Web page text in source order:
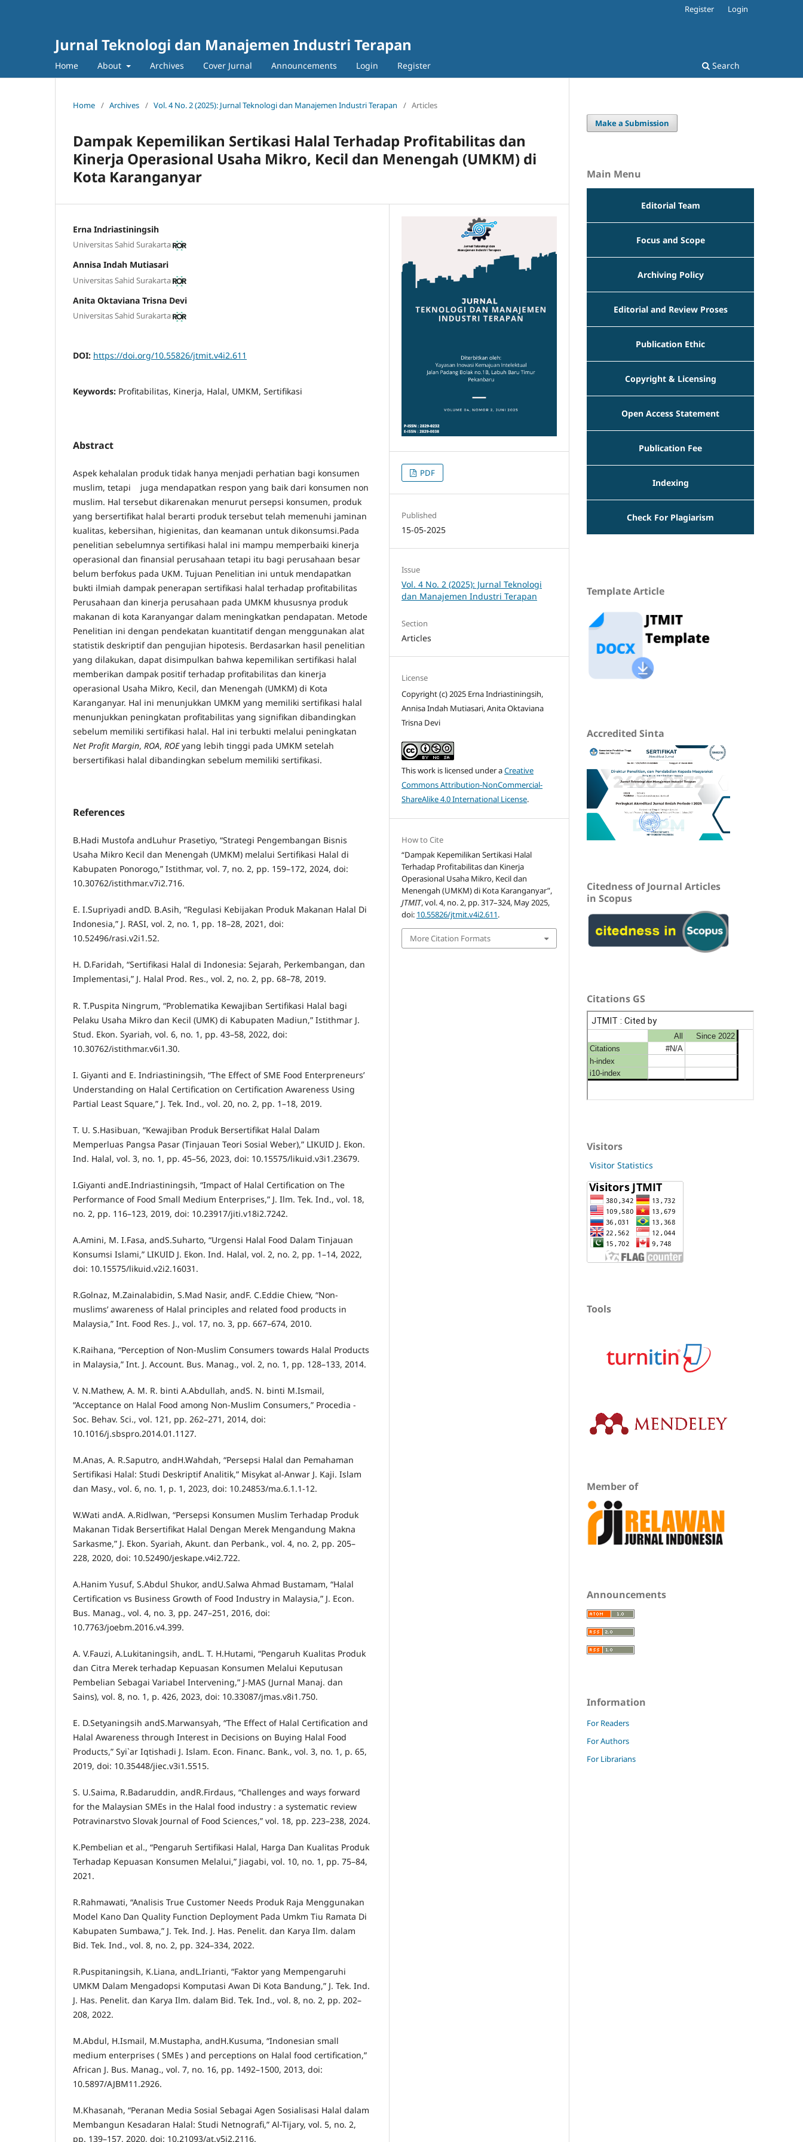
Jurnal Teknologi dan Manajemen Industri Terapan
Home About Archives Cover Jurnal Announcements Login Register Search
Register Login
Home / Archives / Vol. 4 No. 2 (2025): Jurnal Teknologi dan Manajemen Industri Terapan / Articles
Dampak Kepemilikan Sertikasi Halal Terhadap Profitabilitas dan
Kinerja Operasional Usaha Mikro, Kecil dan Menengah (UMKM) di
Kota Karanganyar
Erna Indriastiningsih
Universitas Sahid Surakarta
Annisa Indah Mutiasari
Universitas Sahid Surakarta
Anita Oktaviana Trisna Devi
Universitas Sahid Surakarta
DOI: https://doi.org/10.55826/jtmit.v4i2.611
Keywords: Profitabilitas, Kinerja, Halal, UMKM, Sertifikasi
Abstract
Aspek kehalalan produk tidak hanya menjadi perhatian bagi konsumen
muslim, tetapi juga mendapatkan respon yang baik dari konsumen non
muslim. Hal tersebut dikarenakan menurut persepsi konsumen, produk
yang bersertifikat halal berarti produk tersebut telah memenuhi jaminan
kualitas, kebersihan, higienitas, dan keamanan untuk dikonsumsi.Pada
penelitian sebelumnya sertifikasi halal ini mampu memperbaiki kinerja
operasional dan finansial perusahaan tetapi itu bagi perusahaan besar
belum berfokus pada UKM. Tujuan Penelitian ini untuk mendapatkan
bukti ilmiah dampak penerapan sertifikasi halal terhadap profitabilitas
Perusahaan dan kinerja perusahaan pada UMKM khususnya produk
makanan di kota Karanyangar dalam meningkatkan pendapatan. Metode
Penelitian ini dengan pendekatan kuantitatif dengan menggunakan alat
statistik deskriptif dan pengujian hipotesis. Berdasarkan hasil penelitian
yang dilakukan, dapat disimpulkan bahwa kepemilikan sertifikasi halal
memberikan dampak positif terhadap profitabilitas dan kinerja
operasional Usaha Mikro, Kecil, dan Menengah (UMKM) di Kota
Karanganyar. Hal ini menunjukkan UMKM yang memiliki sertifikasi halal
menunjukkan peningkatan profitabilitas yang signifikan dibandingkan
sebelum memiliki sertifikasi halal. Hal ini terbukti melalui peningkatan
Net Profit Margin, ROA, ROEyang lebih tinggi pada UMKM setelah
bersertifikasi halal dibandingkan sebelum memiliki sertifikasi.
References
B.Hadi Mustofa andLuhur Prasetiyo, “Strategi Pengembangan Bisnis
Usaha Mikro Kecil dan Menengah (UMKM) melalui Sertifikasi Halal di
Kabupaten Ponorogo,” Istithmar, vol. 7, no. 2, pp. 159–172, 2024, doi:
10.30762/istithmar.v7i2.716.
E. I.Supriyadi andD. B.Asih, “Regulasi Kebijakan Produk Makanan Halal Di
Indonesia,” J. RASI, vol. 2, no. 1, pp. 18–28, 2021, doi:
10.52496/rasi.v2i1.52.
H. D.Faridah, “Sertifikasi Halal di Indonesia: Sejarah, Perkembangan, dan
Implementasi,” J. Halal Prod. Res., vol. 2, no. 2, pp. 68–78, 2019.
R. T.Puspita Ningrum, “Problematika Kewajiban Sertifikasi Halal bagi
Pelaku Usaha Mikro dan Kecil (UMK) di Kabupaten Madiun,” Istithmar J.
Stud. Ekon. Syariah, vol. 6, no. 1, pp. 43–58, 2022, doi:
10.30762/istithmar.v6i1.30.
I. Giyanti and E. Indriastiningsih, “The Effect of SME Food Enterpreneurs’
Understanding on Halal Certification on Certification Awareness Using
Partial Least Square,” J. Tek. Ind., vol. 20, no. 2, pp. 1–18, 2019.
T. U. S.Hasibuan, “Kewajiban Produk Bersertifikat Halal Dalam
Memperluas Pangsa Pasar (Tinjauan Teori Sosial Weber),” LIKUID J. Ekon.
Ind. Halal, vol. 3, no. 1, pp. 45–56, 2023, doi: 10.15575/likuid.v3i1.23679.
I.Giyanti andE.Indriastiningsih, “Impact of Halal Certification on The
Performance of Food Small Medium Enterprises,” J. Ilm. Tek. Ind., vol. 18,
no. 2, pp. 116–123, 2019, doi: 10.23917/jiti.v18i2.7242.
A.Amini, M. I.Fasa, andS.Suharto, “Urgensi Halal Food Dalam Tinjauan
Konsumsi Islami,” LIKUID J. Ekon. Ind. Halal, vol. 2, no. 2, pp. 1–14, 2022,
doi: 10.15575/likuid.v2i2.16031.
R.Golnaz, M.Zainalabidin, S.Mad Nasir, andF. C.Eddie Chiew, “Non-
muslims’ awareness of Halal principles and related food products in
Malaysia,” Int. Food Res. J., vol. 17, no. 3, pp. 667–674, 2010.
K.Raihana, “Perception of Non-Muslim Consumers towards Halal Products
in Malaysia,” Int. J. Account. Bus. Manag., vol. 2, no. 1, pp. 128–133, 2014.
V. N.Mathew, A. M. R. binti A.Abdullah, andS. N. binti M.Ismail,
“Acceptance on Halal Food among Non-Muslim Consumers,” Procedia -
Soc. Behav. Sci., vol. 121, pp. 262–271, 2014, doi:
10.1016/j.sbspro.2014.01.1127.
M.Anas, A. R.Saputro, andH.Wahdah, “Persepsi Halal dan Pemahaman
Sertifikasi Halal: Studi Deskriptif Analitik,” Misykat al-Anwar J. Kaji. Islam
dan Masy., vol. 6, no. 1, p. 1, 2023, doi: 10.24853/ma.6.1.1-12.
W.Wati andA. A.Ridlwan, “Persepsi Konsumen Muslim Terhadap Produk
Makanan Tidak Bersertifikat Halal Dengan Merek Mengandung Makna
Sarkasme,” J. Ekon. Syariah, Akunt. dan Perbank., vol. 4, no. 2, pp. 205–
228, 2020, doi: 10.52490/jeskape.v4i2.722.
A.Hanim Yusuf, S.Abdul Shukor, andU.Salwa Ahmad Bustamam, “Halal
Certification vs Business Growth of Food Industry in Malaysia,” J. Econ.
Bus. Manag., vol. 4, no. 3, pp. 247–251, 2016, doi:
10.7763/joebm.2016.v4.399.
A. V.Fauzi, A.Lukitaningsih, andL. T. H.Hutami, “Pengaruh Kualitas Produk
dan Citra Merek terhadap Kepuasan Konsumen Melalui Keputusan
Pembelian Sebagai Variabel Intervening,” J-MAS (Jurnal Manaj. dan
Sains), vol. 8, no. 1, p. 426, 2023, doi: 10.33087/jmas.v8i1.750.
E. D.Setyaningsih andS.Marwansyah, “The Effect of Halal Certification and
Halal Awareness through Interest in Decisions on Buying Halal Food
Products,” Syi`ar Iqtishadi J. Islam. Econ. Financ. Bank., vol. 3, no. 1, p. 65,
2019, doi: 10.35448/jiec.v3i1.5515.
S. U.Saima, R.Badaruddin, andR.Firdaus, “Challenges and ways forward
for the Malaysian SMEs in the Halal food industry : a systematic review
Potravinarstvo Slovak Journal of Food Sciences,” vol. 18, pp. 223–238, 2024.
K.Pembelian et al., “Pengaruh Sertifikasi Halal, Harga Dan Kualitas Produk
Terhadap Kepuasan Konsumen Melalui,” Jiagabi, vol. 10, no. 1, pp. 75–84,
2021.
R.Rahmawati, “Analisis True Customer Needs Produk Raja Menggunakan
Model Kano Dan Quality Function Deployment Pada Umkm Tiu Ramata Di
Kabupaten Sumbawa,” J. Tek. Ind. J. Has. Penelit. dan Karya Ilm. dalam
Bid. Tek. Ind., vol. 8, no. 2, pp. 324–334, 2022.
R.Puspitaningsih, K.Liana, andL.Irianti, “Faktor yang Mempengaruhi
UMKM Dalam Mengadopsi Komputasi Awan Di Kota Bandung,” J. Tek. Ind.
J. Has. Penelit. dan Karya Ilm. dalam Bid. Tek. Ind., vol. 8, no. 2, pp. 202–
208, 2022.
M.Abdul, H.Ismail, M.Mustapha, andH.Kusuma, “Indonesian small
medium enterprises ( SMEs ) and perceptions on Halal food certification,”
African J. Bus. Manag., vol. 7, no. 16, pp. 1492–1500, 2013, doi:
10.5897/AJBM11.2926.
M.Khasanah, “Peranan Media Sosial Sebagai Agen Sosialisasi Halal dalam
Membangun Kesadaran Halal: Studi Netnografi,” Al-Tijary, vol. 5, no. 2,
pp. 139–157, 2020, doi: 10.21093/at.v5i2.2116.
PDF
Published
15-05-2025
Issue
Vol. 4 No. 2 (2025): Jurnal Teknologi
dan Manajemen Industri Terapan
Section
Articles
License
Copyright (c) 2025 Erna Indriastiningsih,
Annisa Indah Mutiasari, Anita Oktaviana
Trisna Devi
This work is licensed under aCreative
Commons Attribution-NonCommercial-
ShareAlike 4.0 International License.
How to Cite
“Dampak Kepemilikan Sertikasi Halal
Terhadap Profitabilitas dan Kinerja
Operasional Usaha Mikro, Kecil dan
Menengah (UMKM) di Kota Karanganyar”,
JTMIT, vol. 4, no. 2, pp. 317–324, May 2025,
doi: 10.55826/jtmit.v4i2.611.
More Citation Formats
Make a Submission
Main Menu
Editorial Team
Focus and Scope
Archiving Policy
Editorial and Review Proses
Publication Ethic
Copyright & Licensing
Open Access Statement
Publication Fee
Indexing
Check For Plagiarism
Template Article
Accredited Sinta
Citedness of Journal Articles
in Scopus
Citations GS
Visitors
Visitor Statistics
Tools
Member of
Announcements
Information
For Readers
For Authors
For Librarians